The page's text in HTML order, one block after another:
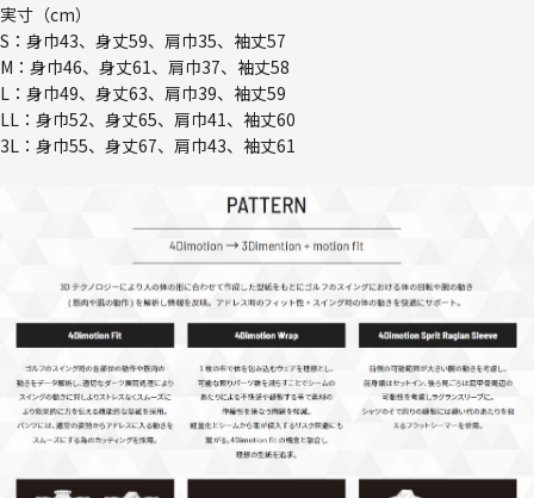
実寸（cm）
S：身巾43、身丈59、肩巾35、袖丈57
M：身巾46、身丈61、肩巾37、袖丈58
L：身巾49、身丈63、肩巾39、袖丈59
LL：身巾52、身丈65、肩巾41、袖丈60
3L：身巾55、身丈67、肩巾43、袖丈61